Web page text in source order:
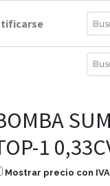
1
Mostrar precio con